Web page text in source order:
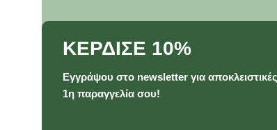
ΚΕΡΔΙΣΕ 10%
Εγγράψου στο newsletter για
1η παραγγελία σου!